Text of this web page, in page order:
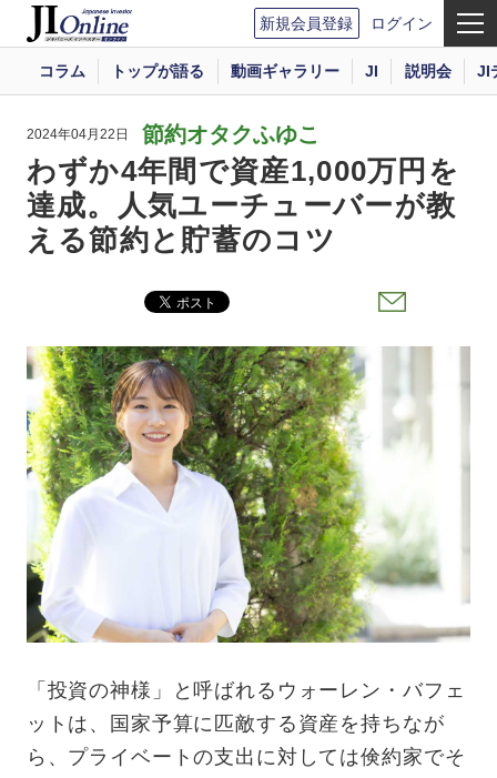
新規会員登録 ログイン
コラム トップが語る 動画ギャラリー JI 説明会 JI
2024年04月22日 節約オタクふゆこ
わずか4年間で資産1,000万円を
達成。人気ユーチューバーが教
える節約と貯蓄のコツ
「投資の神様」と呼ばれるウォーレン・バフェ
ットは、国家予算に匹敵する資産を持ちなが
ら、プライベートの支出に対しては倹約家でそ